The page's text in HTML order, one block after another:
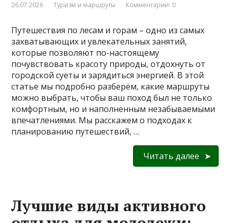
26.07.2026 Туризм и маршруты Комментарии: 0
Путешествия по лесам и горам – одно из самых
захватывающих и увлекательных занятий,
которые позволяют по-настоящему
почувствовать красоту природы, отдохнуть от
городской суеты и зарядиться энергией. В этой
статье мы подробно разберём, какие маршруты
можно выбрать, чтобы ваш поход был не только
комфортным, но и наполненным незабываемыми
впечатлениями. Мы расскажем о подходах к
планированию путешествий, …
Читать далее
Лучшие виды активного